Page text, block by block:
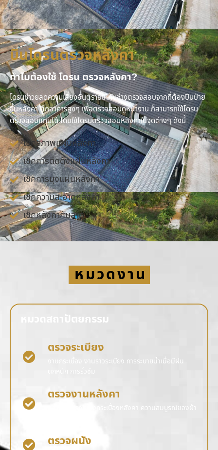
บินโดรนตรวจหลังคา
ทำไมต้องใช้ โดรน ตรวจหลังคา?
โดรนช่าวยลดความเสี่ยงอันตรายให้กับช่างตรวจสอบจากที่ต้องปีนป่าย
ขึ้นหลังคา ตึกอาคารสูงๆ เพื่อตรวจสอบดูหน้างาน ก็สามารถใช้โดรน
ตรวจสอบแทนได้ โดยใช้โดรนตรวจสอบหลังคาในจุดต่างๆ ดังนี้
เช็คสภาพแผ่นหลังคา
เช็คการติดตั้งแผ่นหลังคา
เช็คการมุงแผ่นหลังคา
เช็คความสะอาดหลังคา
เช็คหลังคากันสาด
หมวดงาน
หมวดสถาปัตยกรรม
ตรวจระเบียง
งานกระเบื้อง งานราวระเบียง การระบายน้ำเมื่อมีฝน
ตรวจงานหลังคา
ความสมบูรณ์ของกระเบื้องหลังคา ความสมบูรณ์ของผ้า
ตรวจผนัง